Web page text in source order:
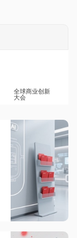
全球商业创新
大会